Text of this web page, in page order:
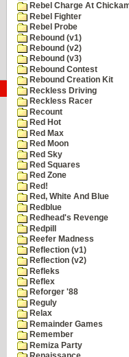
Rebel Charge At
Rebel Fighter
Rebel Probe
Rebound (v1)
Rebound (v2)
Rebound (v3)
Rebound Contest
Rebound Creation Kit
Reckless Driving
Reckless Racer
Recount
Red Hot
Red Max
Red Moon
Red Sky
Red Squares
Red Zone
Red!
Red, White And Blue
Redblue
Redhead's Revenge
Redpill
Reefer Madness
Reflection (v1)
Reflection (v2)
Refleks
Reflex
Reforger '88
Reguly
Relax
Remainder Games
Remember
Remiza Party